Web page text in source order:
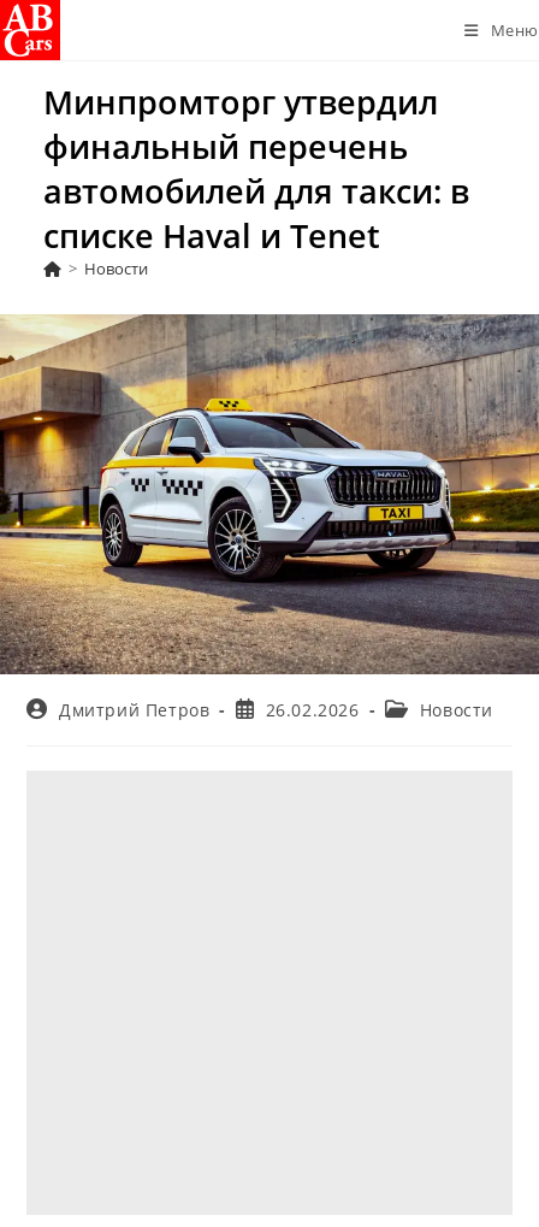
Перейти
к
Меню
Минпромторг утвердил
финальный перечень
автомобилей для такси: в
списке Haval и Tenet
> Новости
АвторДмитрий Петров
Запись26.02.2026
РубрикаНовости